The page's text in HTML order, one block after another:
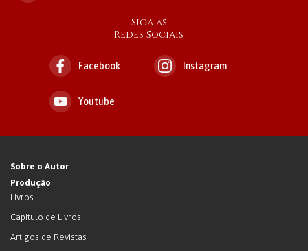
Siga as
Redes Sociais
Facebook Instagram
Youtube
Sobre o Autor
Produção
Livros
Capítulo de Livros
Artigos de Revistas